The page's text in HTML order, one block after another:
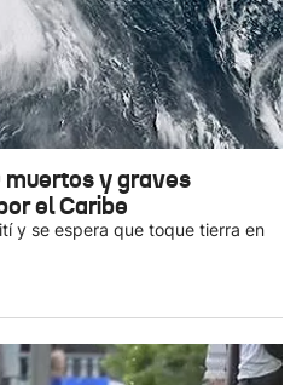
y graves
el Caribe
y se espera que toque tierra en